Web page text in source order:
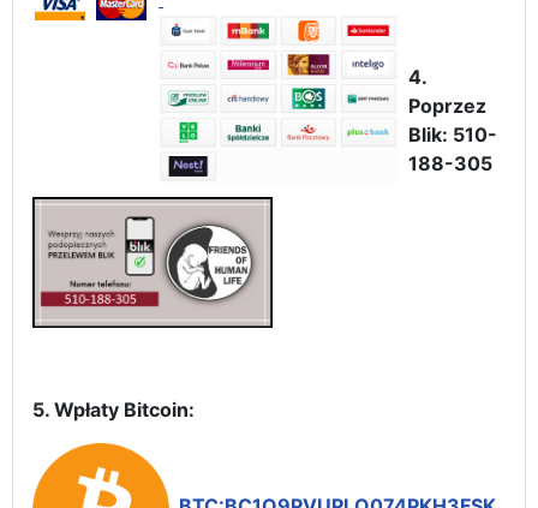
4.
Poprzez
Blik: 510-
188-305
5. Wpłaty Bitcoin: